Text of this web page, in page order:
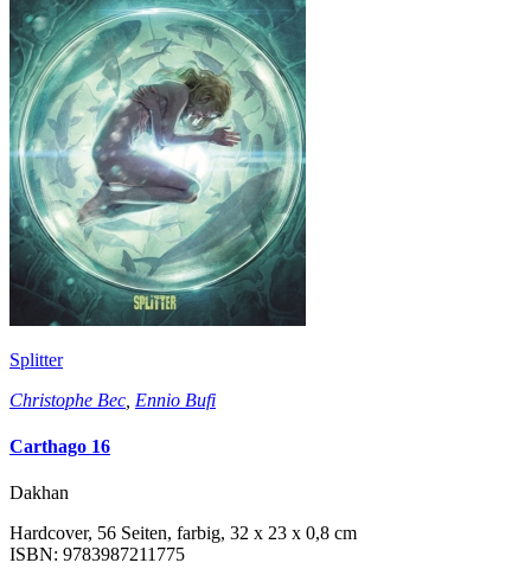
Splitter
Christophe Bec Ennio Bufi
Carthago 16
Dakhan
Hardcover, 56 Seiten, farbig, 32 x 23 x 0,8 cm
ISBN: 9783987211775